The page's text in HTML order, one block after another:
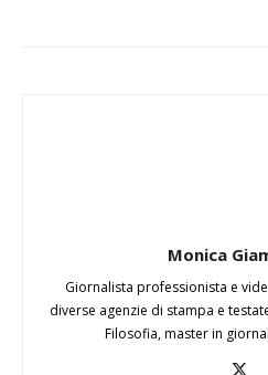
Monica
Giornalista professionista e
diverse agenzie di stampa e
Filosofia, master in